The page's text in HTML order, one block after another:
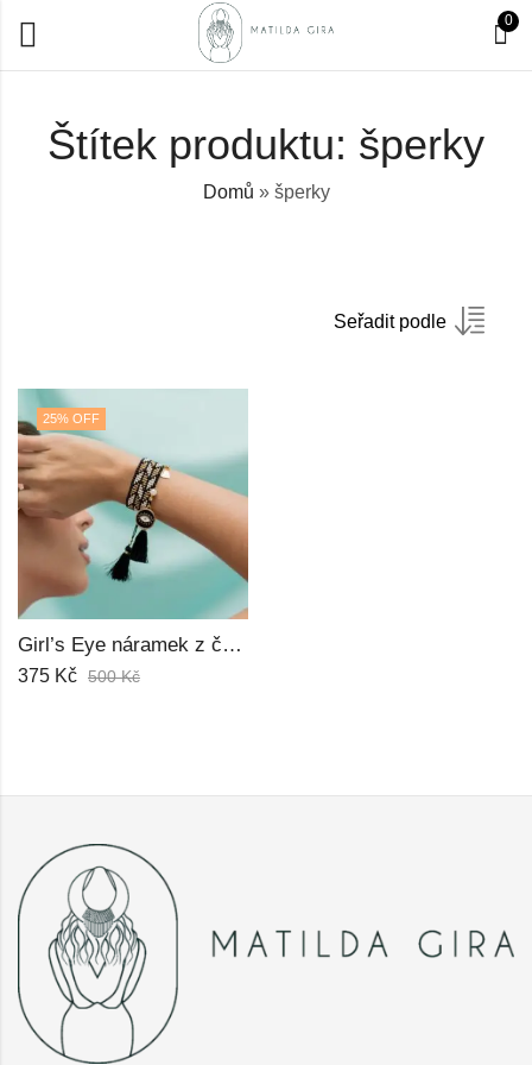
0
Štítek produktu: šperky
Domů » šperky
Seřadit podle
25% OFF
Girl’s Eye náramek z českých korálků
375 Kč 500Kč